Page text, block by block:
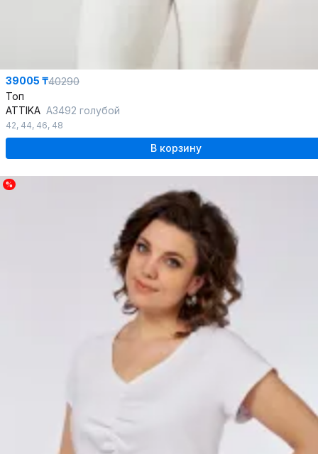
39005 ₸40290
Топ
ATTIKA A3492 голубой
42, 44, 46, 48
В корзину
%